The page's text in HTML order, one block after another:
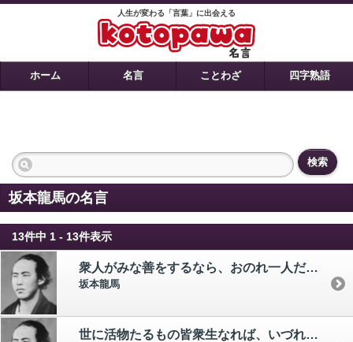
人生が変わる「言葉」に出会える
ホーム 名言 ことわざ 四字熟語
検索
坂本龍馬の名言
13件中 1 - 13件表示
衆人がみな善をするなら、おのれ一人だけは悪をしろ。 逆も、またしかり。 英雄とは、自分だけの道を歩くやつの事だ。
坂本龍馬
世に活物たるもの皆衆生なれば、いづれを上下とも定めがたし。 いま世の活物にては、ただ我をもって最上とすべし。